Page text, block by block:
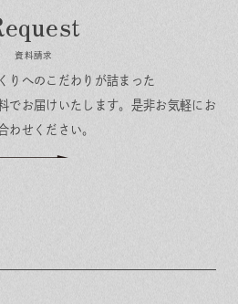
資料請求
りへのこだわりが詰まった
でお届けいたします。 是非お気軽にお
わせください。